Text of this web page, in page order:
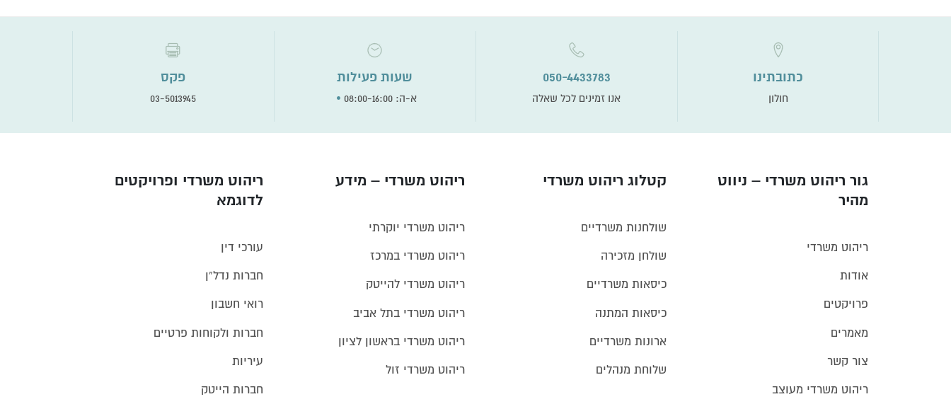
כתובתינו
חולון
050-4433783
אנו זמינים לכל שאלה
שעות פעילות
א-ה: 08:00-16:00 •
פקס
03-5013945
גור ריהוט משרדי – ניווט
מהיר
ריהוט משרדי
אודות
פרויקטים
מאמרים
צור קשר
ריהוט משרדי מעוצב
קטלוג ריהוט משרדי
שולחנות משרדיים
שולחן מזכירה
כיסאות משרדיים
כיסאות המתנה
ארונות משרדיים
שלוחת מנהלים
ריהוט משרדי – מידע
ריהוט משרדי יוקרתי
ריהוט משרדי במרכז
ריהוט משרדי להייטק
ריהוט משרדי בתל אביב
ריהוט משרדי בראשון לציון
ריהוט משרדי זול
ריהוט משרדי ופרויקטים
לדוגמא
עורכי דין
חברות נדל”ן
רואי חשבון
חברות ולקוחות פרטיים
עיריות
חברות הייטק